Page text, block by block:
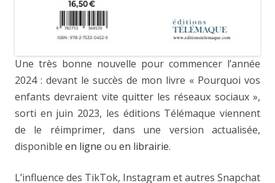
Une très bonne nouvelle pour commencer l’année
2024 : devant le succès de mon livre « Pourquoi vos
enfants devraient vite quitter les réseaux sociaux »,
sorti en juin 2023, les éditions Télémaque viennent
de le réimprimer, dans une version actualisée,
disponible en ligne ou en librairie.
L’influence des TikTok, Instagram et autres Snapchat